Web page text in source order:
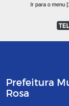
Ir para o menu
Prefeitura
Rosa